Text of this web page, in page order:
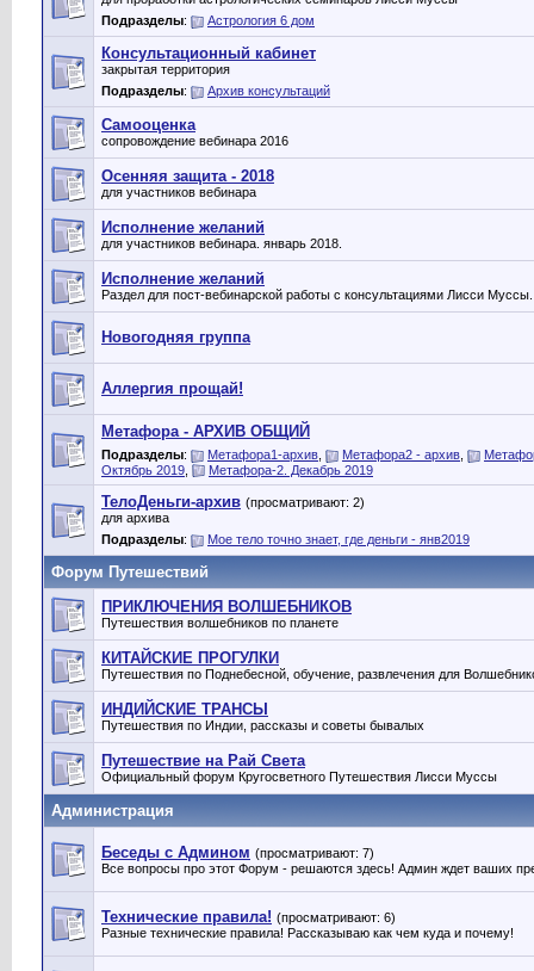
Подразделы: Астрология 6 дом
Консультационный кабинет
закрытая территория
Подразделы: Архив консультаций
Самооценка
сопровождение вебинара 2016
Осенняя защита - 2018
для участников вебинара
Исполнение желаний
для участников вебинара. январь 2018.
Исполнение желаний
Раздел для пост-вебинарской работы с консультациями Лисси Муссы.
Новогодняя группа
Аллергия прощай!
Метафора - АРХИВ ОБЩИЙ
Подразделы: Метафора1-архив Метафора2 - архив
Октябрь 2019
Метафора-2. Декабрь 2019
ТелоДеньги-архив (просматривают: 2)
для архива
Подразделы: Мое тело точно знает, где деньги - янв2019
Форум Путешествий
ПРИКЛЮЧЕНИЯ ВОЛШЕБНИКОВ
Путешествия волшебников по планете
КИТАЙСКИЕ ПРОГУЛКИ
Путешествия по Поднебесной, обучение, развлечения для
ИНДИЙСКИЕ ТРАНСЫ
Путешествия по Индии, рассказы и советы бывалых
Путешествие на Рай Света
Официальный форум Кругосветного Путешествия Лисси Муссы
Администрация
Беседы с Админом (просматривают: 7)
Все вопросы про этот Форум - решаются здесь! Админ ждет ваших
Технические правила! (просматривают: 6)
Разные технические правила! Рассказываю как чем куда и почему!